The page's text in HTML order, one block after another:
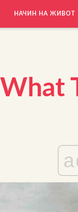
НАЧИН НА ЖИВОТ
What